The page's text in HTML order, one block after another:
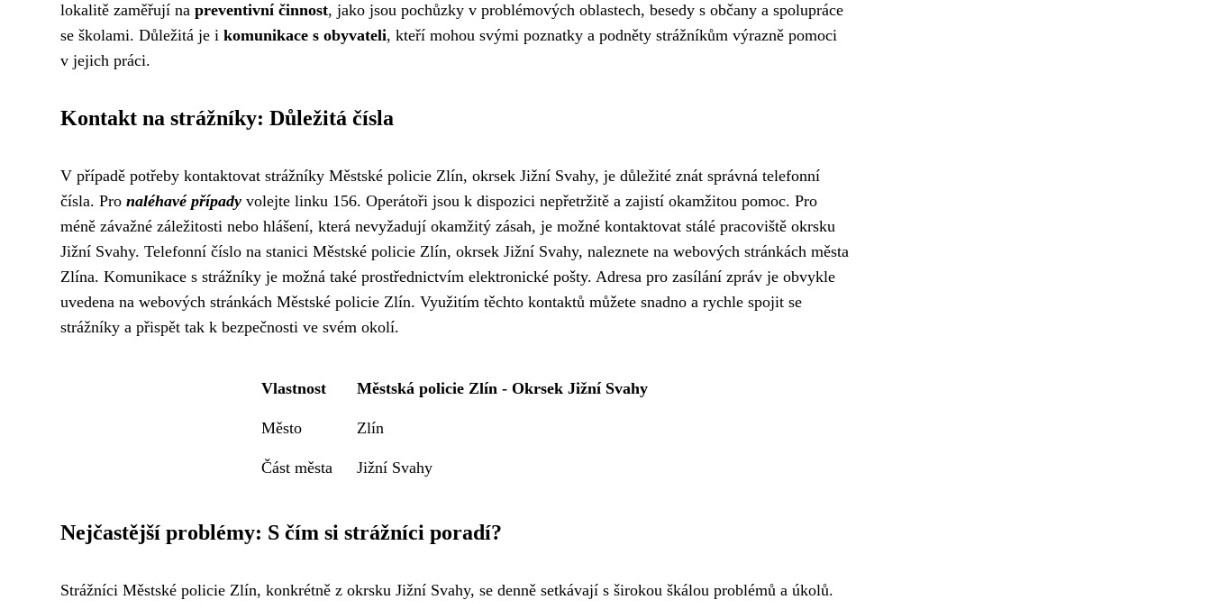
lokalitě zaměřují na preventivní činnost, jako jsou pochůzky v problémových oblastech, besedy s občany a spolupráce
se školami. Důležitá je i komunikace s obyvateli, kteří mohou svými poznatky a podněty strážníkům výrazně pomoci
v jejich práci.
Kontakt na strážníky: Důležitá čísla
V případě potřeby kontaktovat strážníky Městské policie Zlín, okrsek Jižní Svahy, je důležité znát správná telefonní
čísla. Pro naléhavé případy volejte linku 156. Operátoři jsou k dispozici nepřetržitě a zajistí okamžitou pomoc. Pro
méně závažné záležitosti nebo hlášení, která nevyžadují okamžitý zásah, je možné kontaktovat stálé pracoviště okrsku
Jižní Svahy. Telefonní číslo na stanici Městské policie Zlín, okrsek Jižní Svahy, naleznete na webových stránkách města
Zlína. Komunikace s strážníky je možná také prostřednictvím elektronické pošty. Adresa pro zasílání zpráv je obvykle
uvedena na webových stránkách Městské policie Zlín. Využitím těchto kontaktů můžete snadno a rychle spojit se
strážníky a přispět tak k bezpečnosti ve svém okolí.
Vlastnost Městská policie Zlín - Okrsek Jižní Svahy
Město Zlín
Část města Jižní Svahy
Nejčastější problémy: S čím si strážníci poradí?
Strážníci Městské policie Zlín, konkrétně z okrsku Jižní Svahy, se denně setkávají s širokou škálou problémů a úkolů.